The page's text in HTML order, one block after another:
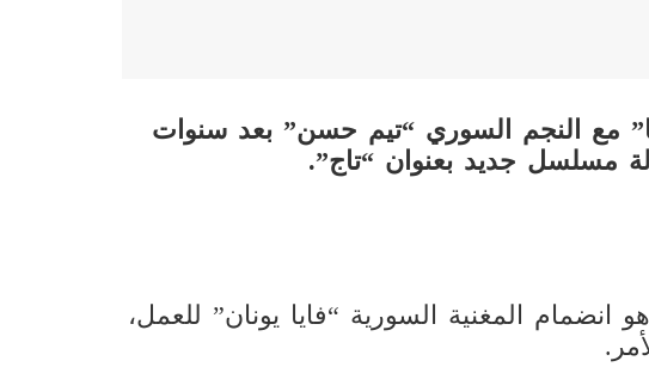
مع النجم السوري “تيم حسن” بعد سنوات
مسلسل جديد بعنوان “تاج”.
انضمام المغنية السورية “فايا يونان” للعمل،